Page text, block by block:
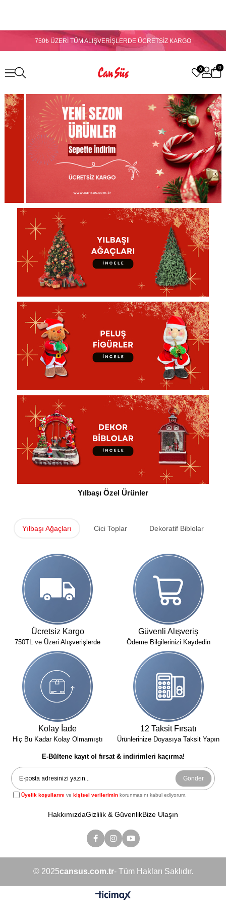
750₺ ÜZERİ TÜM ALIŞVERİŞLERDE ÜCRETSİZ KARGO
0 0
Yılbaşı Özel Ürünler
Yılbaşı Ağaçları Cici Toplar Dekoratif Biblolar
Ücretsiz Kargo
750TL ve Üzeri Alışverişlerde
Güvenli Alışveriş
Ödeme Bilgilerinizi Kaydedin
Kolay İade
Hiç Bu Kadar Kolay Olmamıştı
12 Taksit Fırsatı
Ürünlerinize Doyasıya Taksit Yapın
E-Bültene kayıt ol fırsat & indirimleri kaçırma!
Gönder
Üyelik koşullarını vekişisel verilerimin korunmasını kabul ediyorum.
HakkımızdaGizlilik & GüvenlikBize Ulaşın
© 2025cansus.com.tr- Tüm Hakları Saklıdır.